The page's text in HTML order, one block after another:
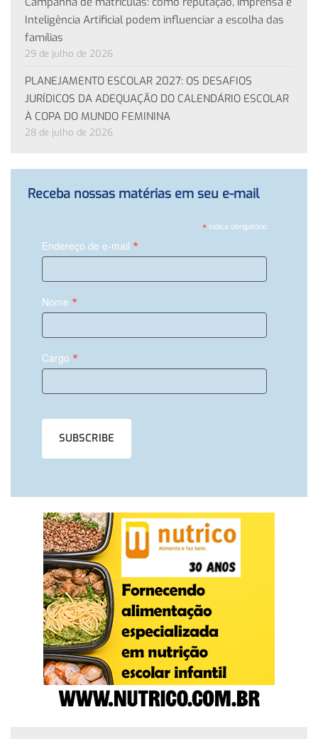
Inteligência Artificial podem influenciar a escolha das
famílias
29 de julho de 2026
PLANEJAMENTO ESCOLAR 2027: OS DESAFIOS
JURÍDICOS DA ADEQUAÇÃO DO CALENDÁRIO ESCOLAR
À COPA DO MUNDO FEMININA
28 de julho de 2026
Receba nossas matérias em seu e-mail
*indica obrigatório
Endereço de e-mail *
Nome *
Cargo *